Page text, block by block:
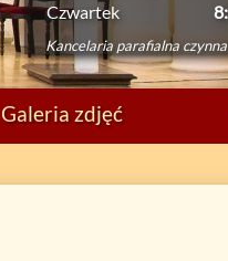
Czwartek
Kancelaria parafialna
Galeria zdjęć